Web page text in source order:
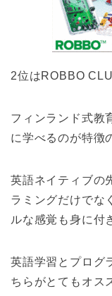
2位はROBBO
フィンランド式教
に学べるのが特徴
英語ネイティブの
ラミングだけでな
ルな感覚も身に付
英語学習とプログ
ちらがとてもオス